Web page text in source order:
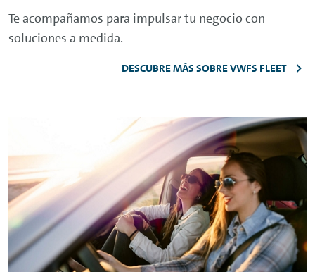
Te acompañamos para impulsar tu negocio con
soluciones a medida.
DESCUBRE MÁS SOBRE VWFS FLEET